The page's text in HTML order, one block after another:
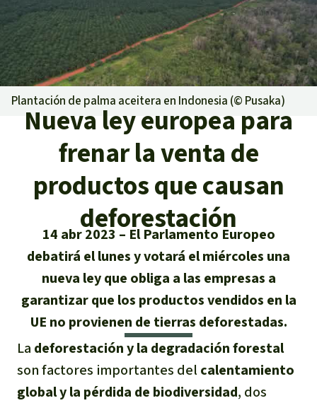
Peticiones
Proyectos
Informaciones
Informaciones
Éxitos y Noticias
Suscribirme al boletín
Prensa
Banners Salva la Selva
Widget Salva la Selva
Agenda
Temas
Clima
Madera tropical
Biodiversidad
Selva tropical
Derechos de la Naturaleza
Bioenergía
Salva la Selva
Salva la Selva
Acerca de Salva la Selva
40 años Salva la Selva
En los Medios
FAQ
Transparencia
Español
Deutsch
English
Français
Italiano
Tu donación ayuda
Donación general
Urgen donaciones
Certificados de donación
Preguntas y Respuestas
Donar para un tema
Bienestar animal
Defensa de la selva
Defensoras y defensores de la
selva
Donar para una región
Sudeste de Asia
África
Latinoamérica
Plantación de palma aceitera en Indonesia (© Pusaka)
Nueva ley europea para
frenar la venta de
productos que causan
deforestación
14 abr 2023
El Parlamento Europeo
debatirá el lunes y votará el miércoles una
nueva ley que obliga a las empresas a
garantizar que los productos vendidos en la
UE no provienen de tierras deforestadas.
La deforestación y la degradación forestal
son factores importantes del calentamiento
global y la pérdida de biodiversidad, dos